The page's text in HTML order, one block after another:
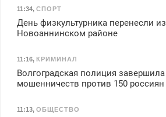
11:34, СПОРТ
День физкультурника перенесли
Новоаннинском районе
11:16, КРИМИНАЛ
Волгоградская полиция
мошенничеств против 150 россиян
11:13, ОБЩЕСТВО